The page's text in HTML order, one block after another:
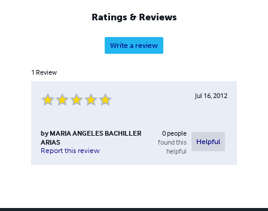
Ratings & Reviews
Write a review
1 Review
Jul 16, 2012
by MARIA ANGELES BACHILLER
ARIAS
Report this review
0people
found this
helpful
Helpful